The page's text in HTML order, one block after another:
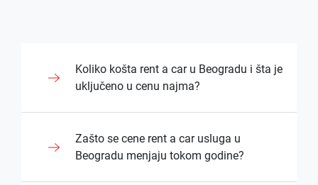
Koliko košta rent a car u Beogradu i šta je
uključeno u cenu najma?
Cena rentanja vozila u Beogradu zavisi od
tipa vozila, dužine najma i dodatnih usluga
Zašto se cene rent a car usluga u
Beogradu menjaju tokom godine?